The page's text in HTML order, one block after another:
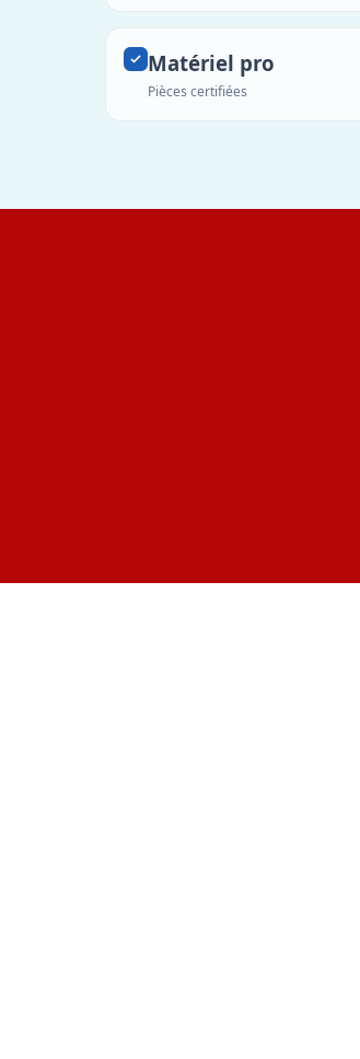
Matériel pro
Pièces certifiées